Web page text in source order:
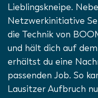
Lieblingskneipe.
Netzwerkinitiative
die Technik von
und hält dich auf
erhältst du eine
passenden Job. So
Lausitzer Aufbruch